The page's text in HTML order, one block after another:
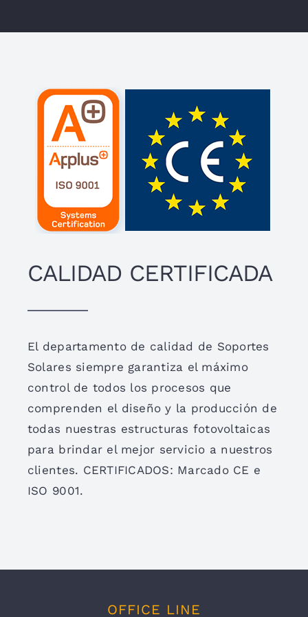
CALIDAD CERTIFICADA
El departamento de calidad de Soportes
Solares siempre garantiza el máximo
control de todos los procesos que
comprenden el diseño y la producción de
todas nuestras estructuras fotovoltaicas
para brindar el mejor servicio a nuestros
clientes. CERTIFICADOS: Marcado CE e
ISO 9001.
OFFICE LINE